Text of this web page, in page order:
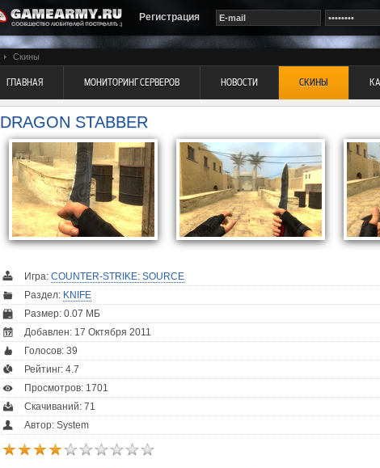
Регистрация
Скины
ГЛАВНАЯ МОНИТОРИНГ СЕРВЕРОВ НОВОСТИ СКИНЫ
DRAGON STABBER
Игра: COUNTER-STRIKE: SOURCE
Раздел: KNIFE
Размер: 0.07 МБ
Добавлен: 17 Октября 2011
Голосов: 39
Рейтинг: 4.7
Просмотров: 1701
Скачиваний: 71
Автор: System